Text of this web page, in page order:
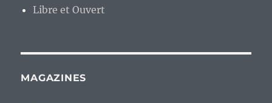
Libre et Ouvert
MAGAZINES